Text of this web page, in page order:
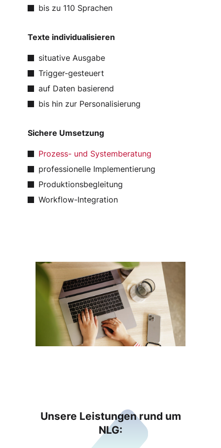
bis zu 110 Sprachen
Texte individualisieren
situative Ausgabe
Trigger-gesteuert
auf Daten basierend
bis hin zur Personalisierung
Sichere Umsetzung
Prozess- und Systemberatung
professionelle Implementierung
Produktionsbegleitung
Workflow-Integration
Unsere Leistungen rund um
NLG: